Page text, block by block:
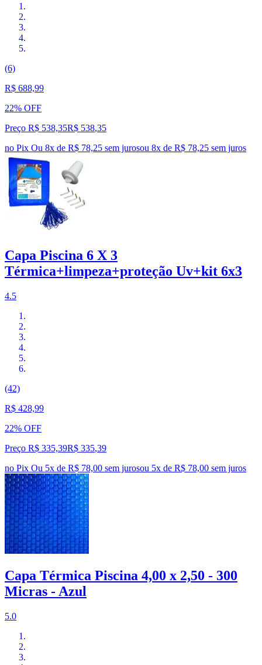
(6)
R$ 688,99
22% OFF
Preço R$ 538,35R$ 538,35
no Pix Ou 8x de R$ 78,25 sem jurosou 8x de R$ 78,25 sem juros
Capa Piscina 6 X 3
Térmica+limpeza+proteção Uv+kit 6x3
4.5
(42)
R$ 428,99
22% OFF
Preço R$ 335,39R$ 335,39
no Pix Ou 5x de R$ 78,00 sem jurosou 5x de R$ 78,00 sem juros
Capa Térmica Piscina 4,00 x 2,50 - 300
Micras - Azul
5.0